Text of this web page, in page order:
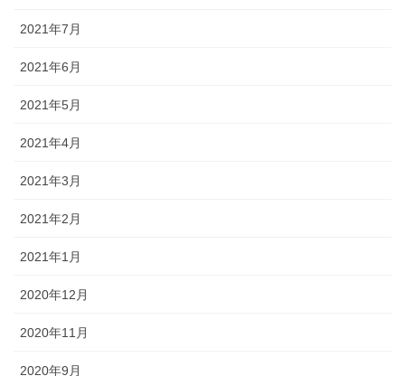
2021年7月
2021年6月
2021年5月
2021年4月
2021年3月
2021年2月
2021年1月
2020年12月
2020年11月
2020年9月